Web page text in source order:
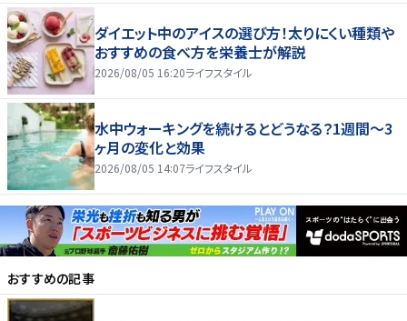
ダイエット中のアイスの選び方！太りにくい種類や
おすすめの食べ方を栄養士が解説
2026/08/05 16:20ライフスタイル
水中ウォーキングを続けるとどうなる？1週間～3
ヶ月の変化と効果
2026/08/05 14:07ライフスタイル
おすすめの記事